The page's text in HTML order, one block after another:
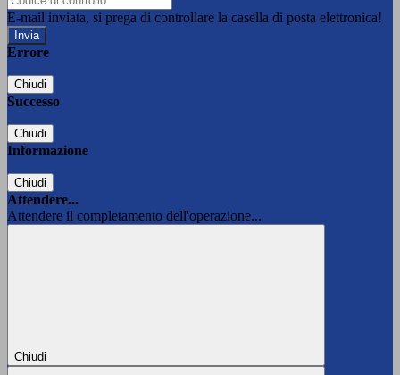
E-mail inviata, si prega di controllare la casella di posta elettronica!
Errore
Chiudi
Successo
Chiudi
Informazione
Chiudi
Attendere...
Attendere il completamento dell'operazione...
Chiudi